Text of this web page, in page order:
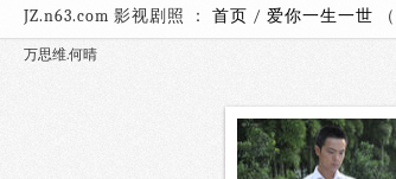
JZ.n63.com 影视剧照 ： 首页 / 爱你一生一世
万思维.何晴